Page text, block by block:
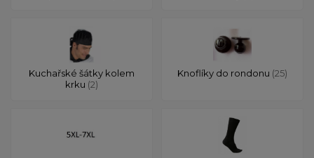
Kuchařské šátky kolem
krku (2)
Knoflíky do rondonu (25)